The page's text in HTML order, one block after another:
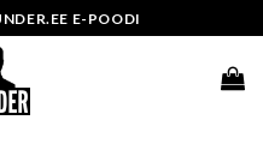
E-POODI